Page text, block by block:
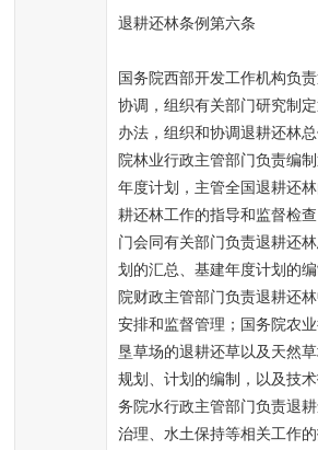
退耕还林条例第六条
国务院西部开发工作机构负
协调，组织有关部门研究制定
办法，组织和协调退耕还林
院林业行政主管部门负责编制
年度计划，主管全国退耕还
耕还林工作的指导和监督检
门会同有关部门负责退耕还
划的汇总、基建年度计划的
院财政主管部门负责退耕还
安排和监督管理；国务院农
垦草场的退耕还草以及天然
规划、计划的编制，以及技
务院水行政主管部门负责退
治理、水土保持等相关工作